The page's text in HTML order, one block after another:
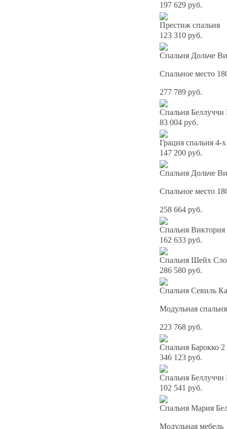
197 629 руб.
Престиж спальня
123 310 руб.
Спальня Дольче
Спальное место
277 789 руб.
Спальня
83 004 руб.
Грация спальня 4-
147 200 руб.
Спальня Дольче
Спальное место
258 664 руб.
Спальня
162 633 руб.
Спальня Шейх
286 580 руб.
Спальня Севиль
Модульная спальня
223 768 руб.
Спальня Барокко 2
346 123 руб.
Спальня Беллуччи
102 541 руб.
Спальня Мария
Модульная мебель